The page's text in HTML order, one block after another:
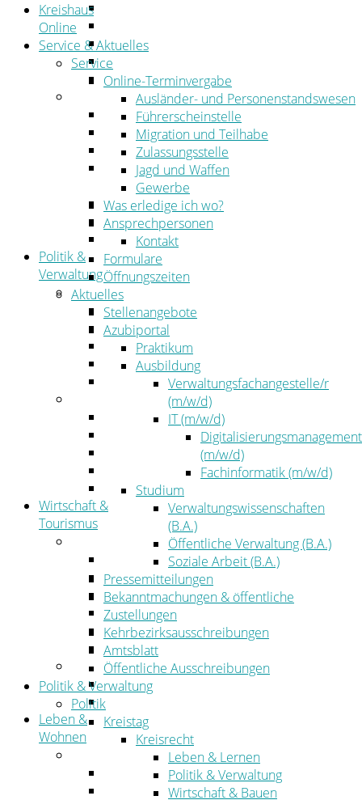
Ansprechpersonen
Formulare
Öffnungszeiten
Aktuelles
Stellenangebote
Azubiportal
Pressemitteilungen
Bekanntmachungen & öffentliche
Zustellungen
Kehrbezirksausschreibungen
Amtsblatt
Öffentliche Ausschreibungen
Politik &
Verwaltung
Politik
Kreistag
Kreistagsinformationssystem
Bürgerinformationssystem
Wahlen
Der Landrat
Kommunalaufsicht
Zahlen, Daten, Fakten
Wirtschaft &
Tourismus
Wirtschaftsförderung
Gewerbeflächen und Unternehmen
Arbeitgeberservice
Mobilfunk & Breitband
Straßen- und Radwegebau
Landwirtschaft
Tourismus
Freizeit und Urlaub im Landkreis
Veranstaltungen
Leben &
Wohnen
Migration
Schulen, Bildung, Sport und Kultur
Kreishaus
Online
Service & Aktuelles
Service
Online-Terminvergabe
Ausländer- und Personenstandswesen
Führerscheinstelle
Migration und Teilhabe
Zulassungsstelle
Jagd und Waffen
Gewerbe
Was erledige ich wo?
Ansprechpersonen
Kontakt
Formulare
Öffnungszeiten
Aktuelles
Stellenangebote
Azubiportal
Praktikum
Ausbildung
Verwaltungsfachangestelle/r
(m/w/d)
IT (m/w/d)
Digitalisierungsmanagement
(m/w/d)
Fachinformatik (m/w/d)
Studium
Verwaltungswissenschaften
(B.A.)
Öffentliche Verwaltung (B.A.)
Soziale Arbeit (B.A.)
Pressemitteilungen
Bekanntmachungen & öffentliche
Zustellungen
Kehrbezirksausschreibungen
Amtsblatt
Öffentliche Ausschreibungen
Politik & Verwaltung
Politik
Kreistag
Kreisrecht
Leben & Lernen
Politik & Verwaltung
Wirtschaft & Bauen